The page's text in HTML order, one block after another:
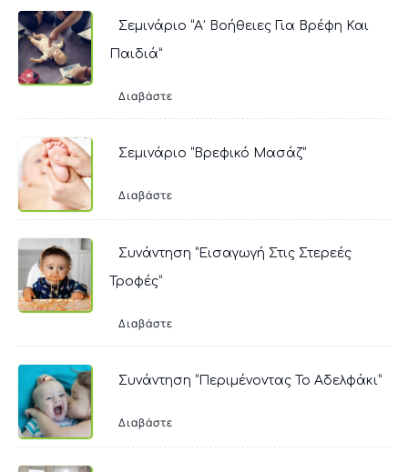
Σεμινάριο “Α’ Βοήθειες Για Βρέφη Και
Παιδιά”
Διαβάστε
Σεμινάριο “Βρεφικό Μασάζ”
Διαβάστε
Συνάντηση “Εισαγωγή Στις Στερεές
Τροφές”
Διαβάστε
Συνάντηση “Περιμένοντας Το Αδελφάκι”
Διαβάστε